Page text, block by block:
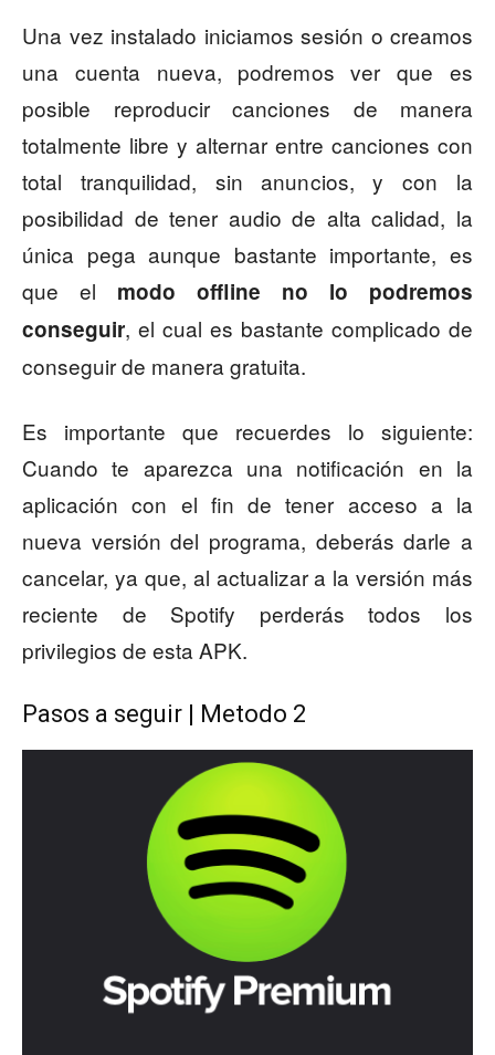
Una vez instalado iniciamos sesión o creamos
una cuenta nueva, podremos ver que es
posible reproducir canciones de manera
totalmente libre y alternar entre canciones con
total tranquilidad, sin anuncios, y con la
posibilidad de tener audio de alta calidad, la
única pega aunque bastante importante, es
que el modo offline no lo podremos
conseguir, el cual es bastante complicado de
conseguir de manera gratuita.
Es importante que recuerdes lo siguiente:
Cuando te aparezca una notificación en la
aplicación con el fin de tener acceso a la
nueva versión del programa, deberás darle a
cancelar, ya que, al actualizar a la versión más
reciente de Spotify perderás todos los
privilegios de esta APK.
Pasos a seguir | Metodo 2